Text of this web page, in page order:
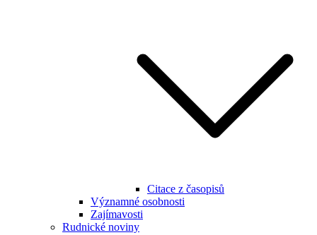
Citace z časopisů
Významné osobnosti
Zajímavosti
Rudnické noviny